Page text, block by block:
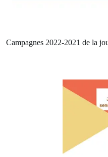
Campagnes 2022-2021 de la